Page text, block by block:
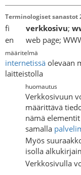
Terminologiset sanastot
fi verkkosivu;
en web page;
määritelmä
internetissä olevaan
laitteistolla
huomautus
Verkkosivuun
määrittävä
nämä
samalla
Myös
isolla
Verkkosivulla